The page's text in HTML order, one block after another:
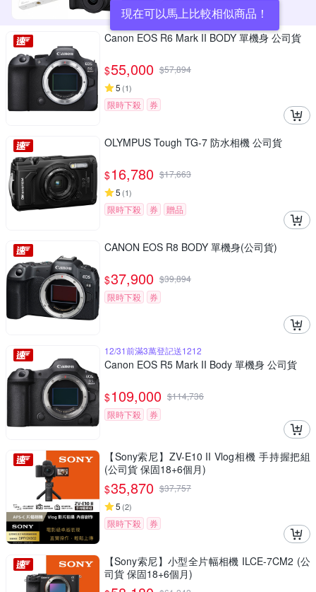
現在可以馬上比較相似商品！
Canon EOS R6 Mark II BODY 單機身 公司貨
$55,000 $57,894
5 (1)
限時下殺 券
OLYMPUS Tough TG-7 防水相機 公司貨
$16,780 $17,663
5 (1)
限時下殺 券 贈品
CANON EOS R8 BODY 單機身(公司貨)
$37,900 $39,894
限時下殺
券
12/31前滿3萬登記送1212
Canon EOS R5 Mark II Body 單機身 公司貨
$109,000 $114,736
限時下殺
券
【Sony索尼】ZV-E10 II Vlog相機 手持握把組
(公司貨 保固18+6個月)
$35,870 $37,757
5 (2)
限時下殺 券
【Sony索尼】小型全片幅相機 ILCE-7CM2 (公
司貨 保固18+6個月)